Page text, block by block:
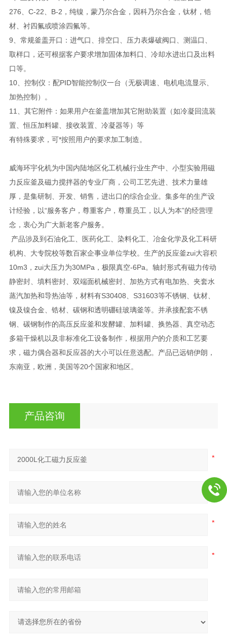
276、C-22、B-2，纯镍，蒙乃尔合金，因科乃尔合金，钛材，锆
材、衬四氟或喷涂四氟等。
9、常规釜盖开口：进气口、排空口、压力表爆破阀口、测温口、
取样口，还可根据客户要求增加固体加料口、冷却水进出口及出料
口等。
10、控制仪：配PID智能控制仪一台（无极调速、电机电流显示、
加热控制）。
11、其它附件：如果用户在釜盖增加其它附助装置（如冷凝回流装
置、恒压加料罐、接收装置、冷凝器等）等
有特殊要求，可*按照用户的要求加工制造。
威海环宇化机为中国内陆地区化工机械行业生产中、小型实验用磁
力反应釜及磁力搅拌器的专业厂商，公司工艺先进、技术力量雄
厚，是集研制、开发、销售，进出口的综合企业。集多年的生产设
计经验，以“服务客户，尊重客户，尊重员工，以人为本”的经营理
念，衷心为广大新老客户服务。
产品涉及到石油化工、医药化工、染料化工、冶金化学及化工科研
机构、大专院校等数百家企事业单位学校。生产的反应釜zui大容积
10m3，zui大压力为30MPa，极限真空-6Pa。轴封形式有磁力传动
静密封、填料密封、双端面机械密封、加热方式有电加热、夹套水
蒸汽加热和导热油等，材料有S30408、S31603等不锈钢、钛材、
镍及镍合金、锆材、碳钢和透明硼硅玻璃釜等。并承接配套不锈
钢、碳钢制作的高压反应釜和发酵罐、加料罐、换热器、真空动态
多箱干燥机以及非标准化工设备制作，根据用户的介质和工艺要
求，磁力偶合器和反应器的大小可以任意选配。产品已远销伊朗，
东南亚，欧洲，美国等20个国家和地区。
产品咨询